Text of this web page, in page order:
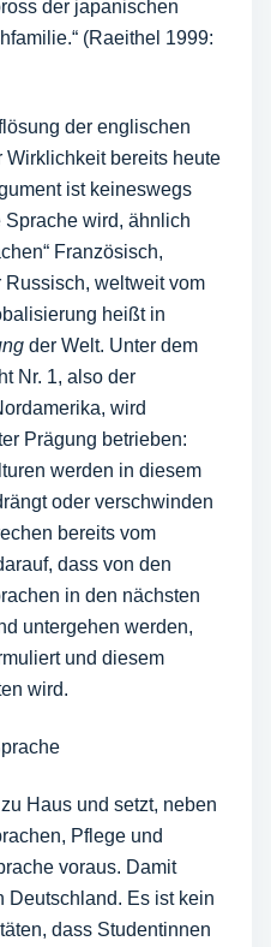
der japanischen
(Raeithel 1999:
der englischen
Wirklichkeit bereits heute
ist keineswegs
wird, ähnlich
Französisch,
Russisch, weltweit vom
heißt in
der Welt. Unter dem
Nr. 1, also der
wird
Prägung betrieben:
werden in diesem
oder verschwinden
bereits vom
dass von den
in den nächsten
untergehen werden,
und diesem
wird.
Haus und setzt, neben
Pflege und
voraus. Damit
Deutschland. Es ist kein
dass Studentinnen